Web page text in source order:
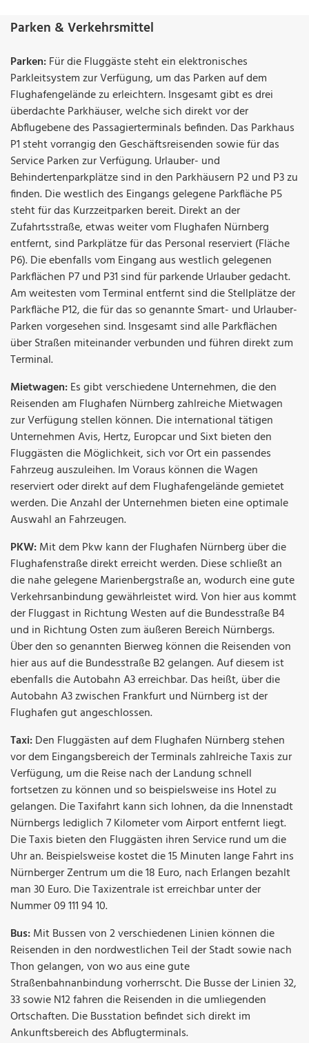
Parken & Verkehrsmittel
Parken:Für die Fluggäste steht ein elektronisches
Parkleitsystem zur Verfügung, um das Parken auf dem
Flughafengelände zu erleichtern. Insgesamt gibt es drei
überdachte Parkhäuser, welche sich direkt vor der
Abflugebene des Passagierterminals befinden. Das Parkhaus
P1 steht vorrangig den Geschäftsreisenden sowie für das
Service Parken zur Verfügung. Urlauber- und
Behindertenparkplätze sind in den Parkhäusern P2 und P3 zu
finden. Die westlich des Eingangs gelegene Parkfläche P5
steht für das Kurzzeitparken bereit. Direkt an der
Zufahrtsstraße, etwas weiter vom Flughafen Nürnberg
entfernt, sind Parkplätze für das Personal reserviert (Fläche
P6). Die ebenfalls vom Eingang aus westlich gelegenen
Parkflächen P7 und P31 sind für parkende Urlauber gedacht.
Am weitesten vom Terminal entfernt sind die Stellplätze der
Parkfläche P12, die für das so genannte Smart- und Urlauber-
Parken vorgesehen sind. Insgesamt sind alle Parkflächen
über Straßen miteinander verbunden und führen direkt zum
Terminal.
Mietwagen:Es gibt verschiedene Unternehmen, die den
Reisenden am Flughafen Nürnberg zahlreiche Mietwagen
zur Verfügung stellen können. Die international tätigen
Unternehmen Avis, Hertz, Europcar und Sixt bieten den
Fluggästen die Möglichkeit, sich vor Ort ein passendes
Fahrzeug auszuleihen. Im Voraus können die Wagen
reserviert oder direkt auf dem Flughafengelände gemietet
werden. Die Anzahl der Unternehmen bieten eine optimale
Auswahl an Fahrzeugen.
PKW:Mit dem Pkw kann der Flughafen Nürnberg über die
Flughafenstraße direkt erreicht werden. Diese schließt an
die nahe gelegene Marienbergstraße an, wodurch eine gute
Verkehrsanbindung gewährleistet wird. Von hier aus kommt
der Fluggast in Richtung Westen auf die Bundesstraße B4
und in Richtung Osten zum äußeren Bereich Nürnbergs.
Über den so genannten Bierweg können die Reisenden von
hier aus auf die Bundesstraße B2 gelangen. Auf diesem ist
ebenfalls die Autobahn A3 erreichbar. Das heißt, über die
Autobahn A3 zwischen Frankfurt und Nürnberg ist der
Flughafen gut angeschlossen.
Taxi:Den Fluggästen auf dem Flughafen Nürnberg stehen
vor dem Eingangsbereich der Terminals zahlreiche Taxis zur
Verfügung, um die Reise nach der Landung schnell
fortsetzen zu können und so beispielsweise ins Hotel zu
gelangen. Die Taxifahrt kann sich lohnen, da die Innenstadt
Nürnbergs lediglich 7 Kilometer vom Airport entfernt liegt.
Die Taxis bieten den Fluggästen ihren Service rund um die
Uhr an. Beispielsweise kostet die 15 Minuten lange Fahrt ins
Nürnberger Zentrum um die 18 Euro, nach Erlangen bezahlt
man 30 Euro. Die Taxizentrale ist erreichbar unter der
Nummer 09 111 94 10.
Bus:Mit Bussen von 2 verschiedenen Linien können die
Reisenden in den nordwestlichen Teil der Stadt sowie nach
Thon gelangen, von wo aus eine gute
Straßenbahnanbindung vorherrscht. Die Busse der Linien 32,
33 sowie N12 fahren die Reisenden in die umliegenden
Ortschaften. Die Busstation befindet sich direkt im
Ankunftsbereich des Abflugterminals.